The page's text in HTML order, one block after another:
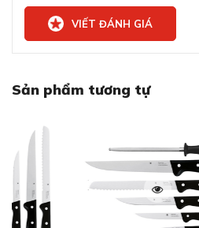
Lưỡi dao sắc bén dễ
Sự chắc chắn, lưỡi dao cứng như
được đánh giá cao trong bộ
Gourmet 5 món.
VIẾT ĐÁNH GIÁ
Sản phẩm tương tự